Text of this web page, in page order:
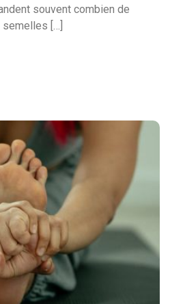
souvent combien de
[…]